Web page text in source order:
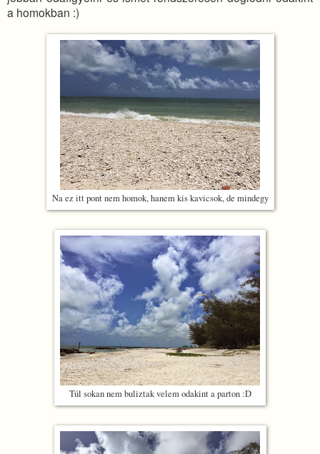
a homokban :)
Na ez itt pont nem homok, hanem kis kavicsok, de mindegy
Túl sokan nem buliztak velem odakint a parton :D